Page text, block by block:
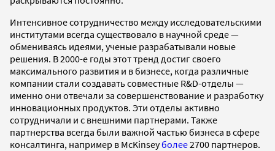
Интенсивное сотрудничество между исследовательскими
институтами всегда существовало в научной среде —
обмениваясь идеями, ученые разрабатывали новые
решения. В 2000-е годы этот тренд достиг своего
максимального развития и в бизнесе, когда различные
компании стали создавать совместные R&D-отделы —
именно они отвечали за совершенствование и разработку
инновационных продуктов. Эти отделы активно
сотрудничали и с внешними партнерами. Также
партнерства всегда были важной частью бизнеса в сфере
консалтинга, например в McKinseyболее2700 партнеров.